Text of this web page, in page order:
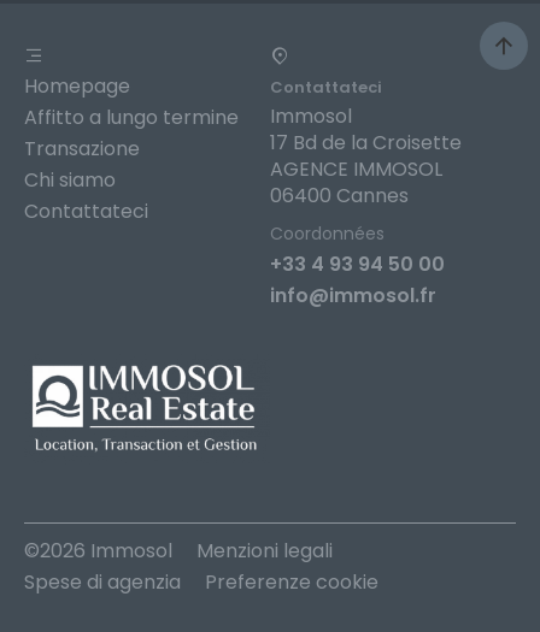
Homepage
Affitto a lungo termine
Transazione
Chi siamo
Contattateci
Contattateci
Immosol
17 Bd de la Croisette
AGENCE IMMOSOL
06400 Cannes
Coordonnées
+33 4 93 94 50 00
info@immosol.fr
©2026 Immosol
Menzioni legali
Spese di agenzia
Preferenze cookie